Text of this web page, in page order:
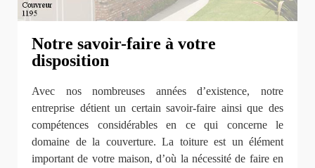
Notre savoir-faire à votre
disposition
Avec nos nombreuses années d’existence, notre
entreprise détient un certain savoir-faire ainsi que des
compétences considérables en ce qui concerne le
domaine de la couverture. La toiture est un élément
important de votre maison, d’où la nécessité de faire en